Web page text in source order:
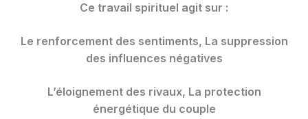
Ce travail spirituel agit sur :
Le renforcement des sentiments, La suppression
des influences négatives
L’éloignement des rivaux, La protection
énergétique du couple